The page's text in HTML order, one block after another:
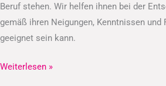
Beruf stehen. Wir helfen ihnen bei der
gemäß ihren Neigungen, Kenntnissen
geeignet sein kann.
Weiterlesen »